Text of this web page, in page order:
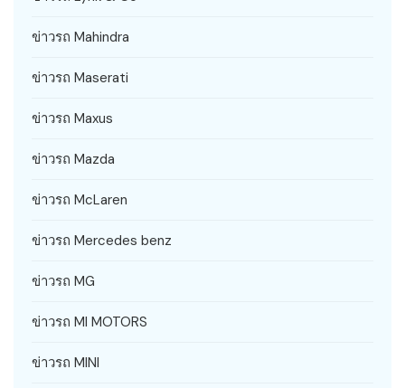
ข่าวรถ Mahindra
ข่าวรถ Maserati
ข่าวรถ Maxus
ข่าวรถ Mazda
ข่าวรถ McLaren
ข่าวรถ Mercedes benz
ข่าวรถ MG
ข่าวรถ MI MOTORS
ข่าวรถ MINI